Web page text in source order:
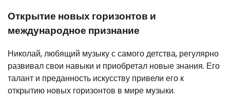
Открытие новых горизонтов и
международное признание
Николай, любящий музыку с самого детства, регулярно
развивал свои навыки и приобретал новые знания. Его
талант и преданность искусству привели его к
открытию новых горизонтов в мире музыки.